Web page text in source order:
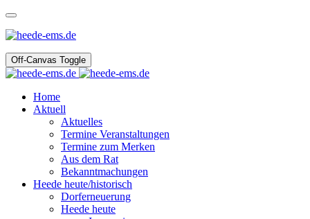
Off-Canvas Toggle
Home
Aktuell
Aktuelles
Termine Veranstaltungen
Termine zum Merken
Aus dem Rat
Bekanntmachungen
Heede heute/historisch
Dorferneuerung
Heede heute